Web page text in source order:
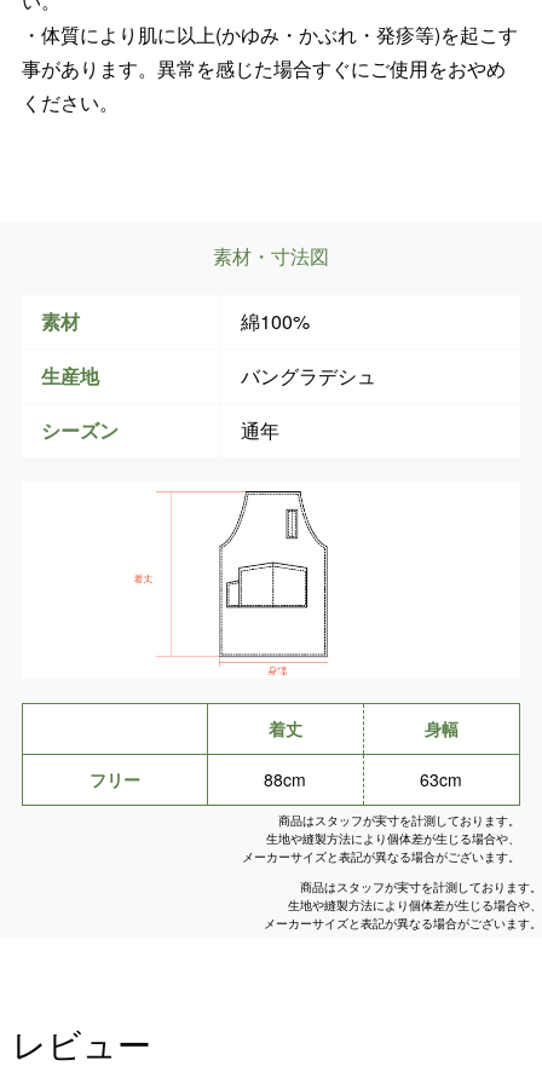
・体質により肌に以上(かゆみ・かぶれ・発疹等)を起こす
事があります。異常を感じた場合すぐにご使用をおやめ
ください。
素材・寸法図
素材
綿100%
生産地
バングラデシュ
シーズン
通年
着丈 身幅
フリー 88cm 63cm
商品はスタッフが実寸を計測しております。
生地や縫製方法により個体差が生じる場合や、
メーカーサイズと表記が異なる場合がございます。
商品はスタッフが実寸を計測しております。
生地や縫製方法により個体差が生じる場合や、
メーカーサイズと表記が異なる場合がございます。
レビュー